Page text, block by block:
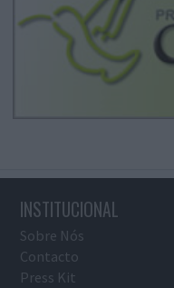
INSTITUCIONAL
Sobre Nós
Contacto
Press Kit